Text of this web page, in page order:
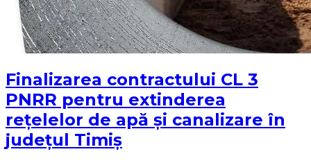
Finalizarea contractului CL 3
PNRR pentru extinderea
rețelelor de apă și canalizare în
județul Timiș